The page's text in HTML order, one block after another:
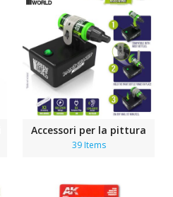
Accessori per la pittura
39 Items